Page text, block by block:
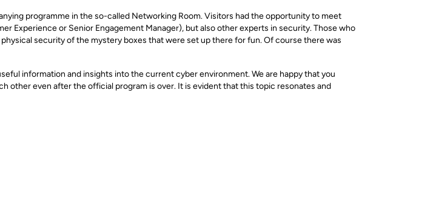
programme in the so-called Networking Room. Visitors had the opportunity to meet
Experience or Senior Engagement Manager), but also other experts in security. Those who
security of the mystery boxes that were set up there for fun. Of course there was
information and insights into the current cyber environment. We are happy that you
other even after the official program is over. It is evident that this topic resonates and